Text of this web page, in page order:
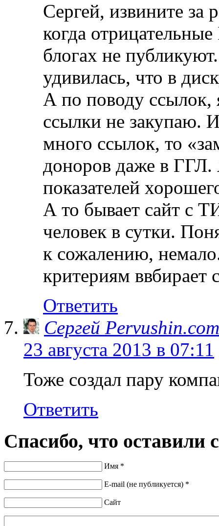
Сергей, извините за
когда
блогах не
удивилась, что в
А по поводу ссылок,
ссылки не закупаю.
много ссылок, то
доноров даже в
показателей
А то бывает сайт с
человек в сутки.
к сожалению,
критериям ввбирает
Ответить
Сергей Pervushin.com
23 августа 2013 в 07:11
Тоже создал пару
Ответить
Спасибо, что оставили
Имя *
E-mail (не публикуется) *
Сайт